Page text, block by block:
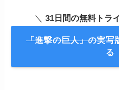
＼ 31日間の無料トラ
「進撃の巨人」の実写
る